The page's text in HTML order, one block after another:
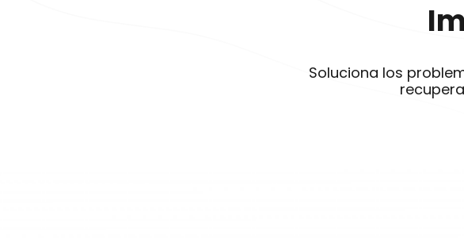
Soluciona los